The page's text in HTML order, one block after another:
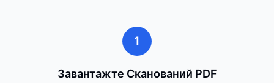
1
Завантажте Сканований PDF